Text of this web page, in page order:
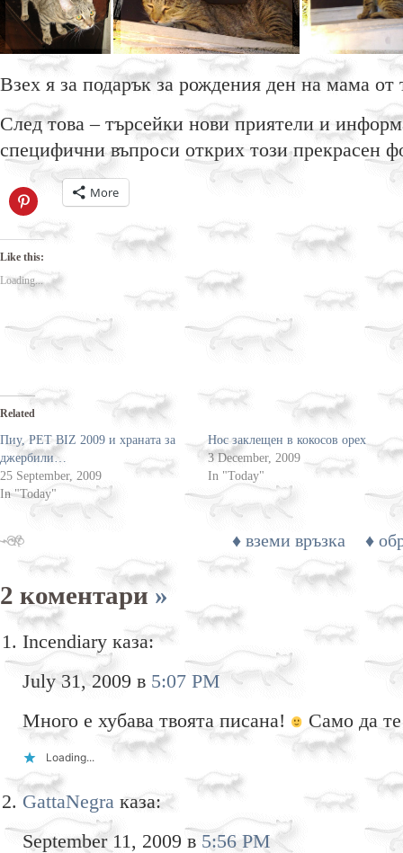
Взех я за подарък за рождения ден на мама от
След това – търсейки нови приятели и
специфични въпроси открих този прекрасен
Click
to
share
on
Pinterest
(Opens
in
new
window)
More
Like this:
Loading...
Related
Пиу, PET BIZ 2009 и храната за
джербили…
25 September, 2009
In "Today"
Нос заклещен в кокосов орех
3 December, 2009
In "Today"
♦ вземи връзка ♦
2 коментари»
Incendiary каза:
July 31, 2009 в 5:07 PM
Много е хубава твоята писана!
Само да
Loading...
GattaNegra каза:
September 11, 2009 в 5:56 PM